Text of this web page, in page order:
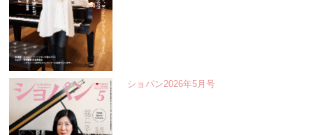
ショパン2026年5月号